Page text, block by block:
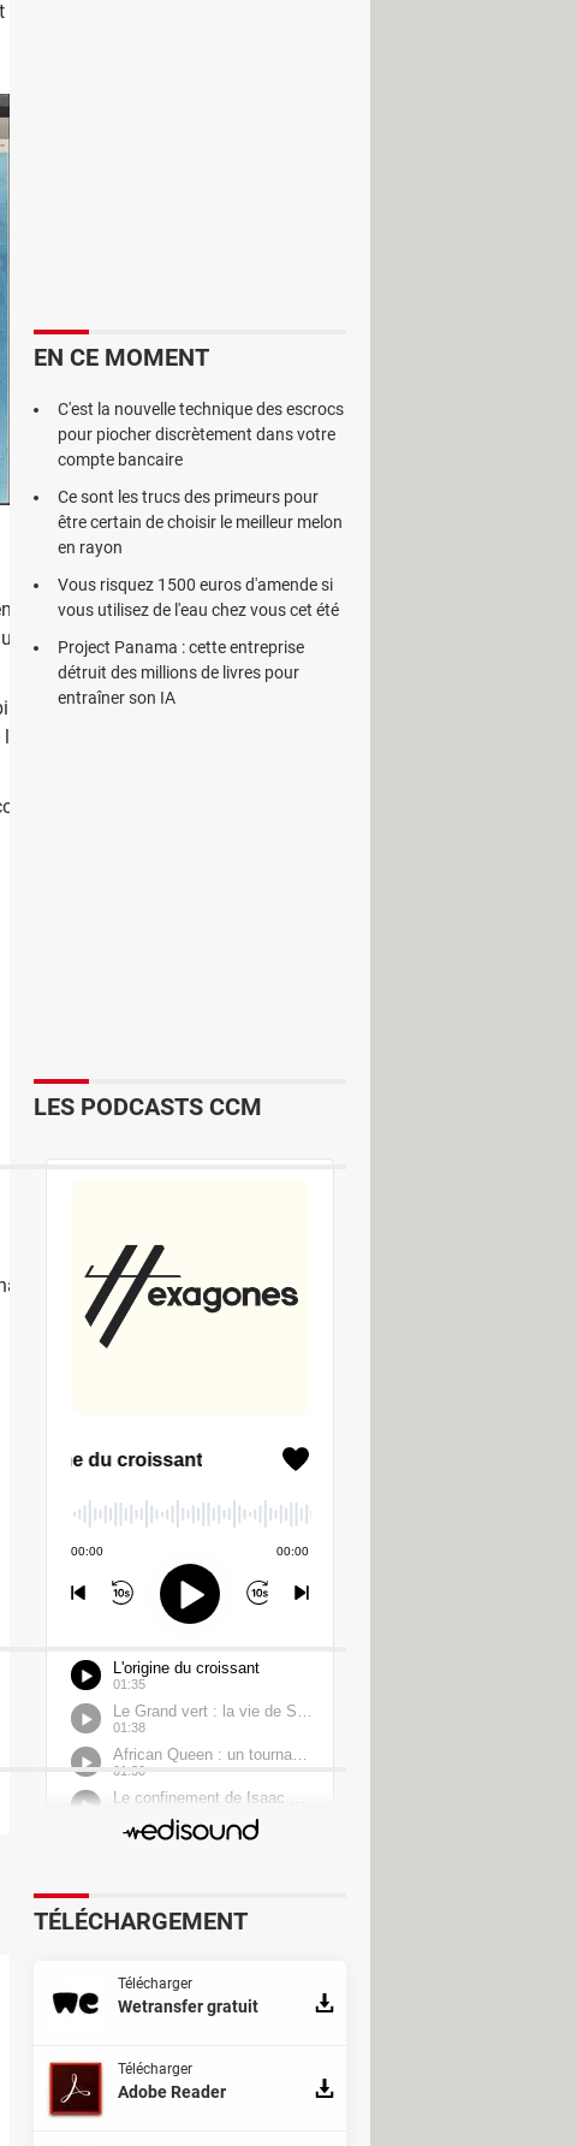
confidentialité afin de protéger
e-mail et un clientmessenger. De ce
encore. On peut, entre autres,
de stocker pas mal de fichiers. De
un client FTP afin que ce
d’exécution. Mais une fois que
EN CE MOMENT
C'est la nouvelle technique des escrocs
pour piocher discrètement dans votre
compte bancaire
Ce sont les trucs des primeurs pour
être certain de choisir le meilleur melon
en rayon
Vous risquez 1500 euros d'amende si
vous utilisez de l'eau chez vous cet été
Project Panama : cette entreprise
détruit des millions de livres pour
entraîner son IA
LES PODCASTS CCM
TÉLÉCHARGEMENT
Télécharger
Wetransfer gratuit
Télécharger
Adobe Reader